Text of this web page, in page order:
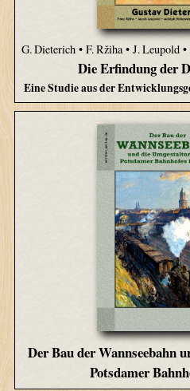
G. Dieterich • F. Ržiha • J. Leupold
Die Erfindung der
Eine Studie aus der
Der Bau der Wannseebahn
Potsdamer